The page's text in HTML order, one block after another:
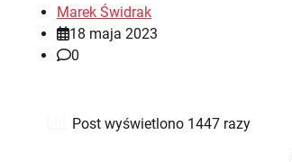
Marek Świdrak
18 maja 2023
0
Post wyświetlono 1447 razy